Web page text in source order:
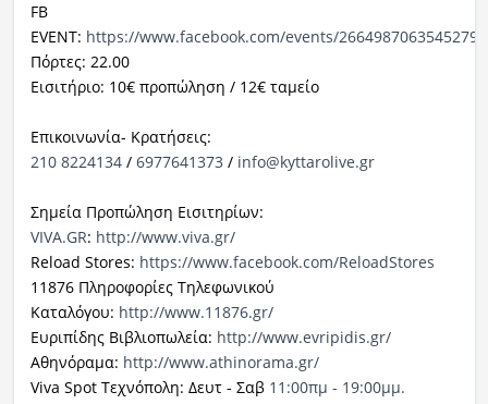
FB
EVENT: https://www.facebook.com/events/2664987063545279/
Πόρτες: 22.00
Εισιτήριο: 10€ προπώληση / 12€ ταμείο
Επικοινωνία- Κρατήσεις:
210 8224134/ 6977641373 / info@kyttarolive.gr
Σημεία Προπώληση Εισιτηρίων:
VIVA.GR: http://www.viva.gr/
Reload Stores: https://www.facebook.com/ReloadStores
11876 Πληροφορίες Τηλεφωνικού
Καταλόγου: http://www.11876.gr/
Ευριπίδης Βιβλιοπωλεία: http://www.evripidis.gr/
Αθηνόραμα: http://www.athinorama.gr/
Viva Spot Τεχνόπολη: Δευτ - Σαβ 11:00πμ - 19:00μμ.